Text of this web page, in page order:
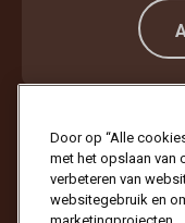
Copyright © 1994 -
Door op “Alle
met het opslaan van
verbeteren van
websitegebruik en